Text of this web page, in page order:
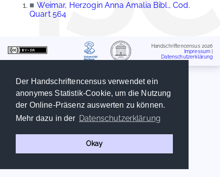
Der Handschriftencensus verwendet ein
anonymes Statistik-Cookie, um die Nutzung
der Online-Präsenz auswerten zu können.
Mehr dazu in der Datenschutzerklärung
Okay
■ Weimar, Herzogin Anna Amalia Bibl., Cod.
Quart 564
Handschriftencensus 2026
Impressum
Datenschutzerklärung